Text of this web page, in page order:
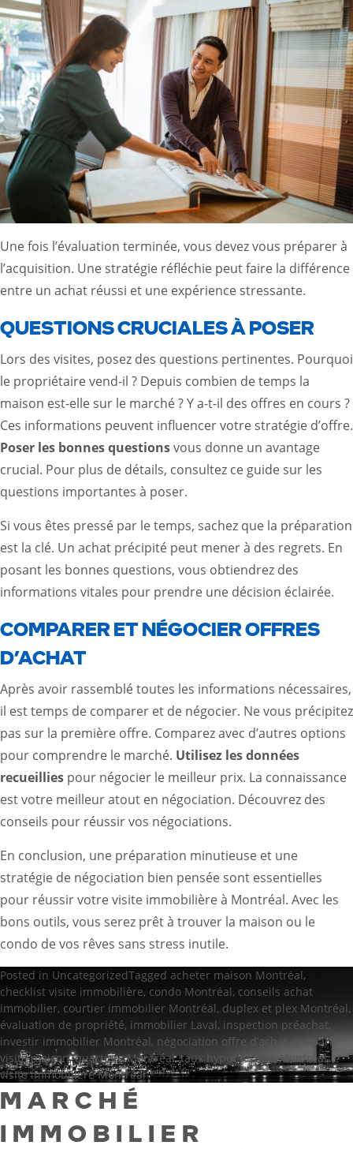
Une fois l’évaluation terminée, vous devez vous préparer à
l’acquisition. Une stratégie réfléchie peut faire la différence
entre un achat réussi et une expérience stressante.
QUESTIONS CRUCIALES À POSER
Lors des visites, posez des questions pertinentes. Pourquoi
le propriétaire vend-il ? Depuis combien de temps la
maison est-elle sur le marché ? Y a-t-il des offres en cours ?
Ces informations peuvent influencer votre stratégie d’offre.
Poser les bonnes questionsvous donne un avantage
crucial. Pour plus de détails, consultez ce guide sur les
questions importantes à poser.
Si vous êtes pressé par le temps, sachez que la préparation
est la clé. Un achat précipité peut mener à des regrets. En
posant les bonnes questions, vous obtiendrez des
informations vitales pour prendre une décision éclairée.
COMPARER ET NÉGOCIER OFFRES
D’ACHAT
Après avoir rassemblé toutes les informations nécessaires,
il est temps de comparer et de négocier. Ne vous précipitez
pas sur la première offre. Comparez avec d’autres options
pour comprendre le marché. Utilisez les données
recueillies pour négocier le meilleur prix. La connaissance
est votre meilleur atout en négociation. Découvrez des
conseils pour réussir vos négociations.
En conclusion, une préparation minutieuse et une
stratégie de négociation bien pensée sont essentielles
pour réussir votre visite immobilière à Montréal. Avec les
bons outils, vous serez prêt à trouver la maison ou le
condo de vos rêves sans stress inutile.
Posted in UncategorizedTagged acheter maison Montréal,
checklist visite immobilière, condo Montréal, conseils achat
immobilier, courtier immobilier Montréal, duplex et plex Montréal,
évaluation de propriété, immobilier Laval, inspection préachat,
investir immobilier Montréal, négociation offre d’achat, préparer
visite maison,quartiers Montréal,taux hypothécaire Montréal,
visite immobilière Montréal
MARCHÉ
IMMOBILIER